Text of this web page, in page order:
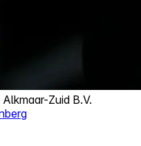
Zuid B.V.